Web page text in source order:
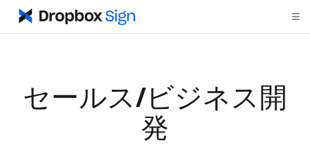
セールス/ビジネス開
発